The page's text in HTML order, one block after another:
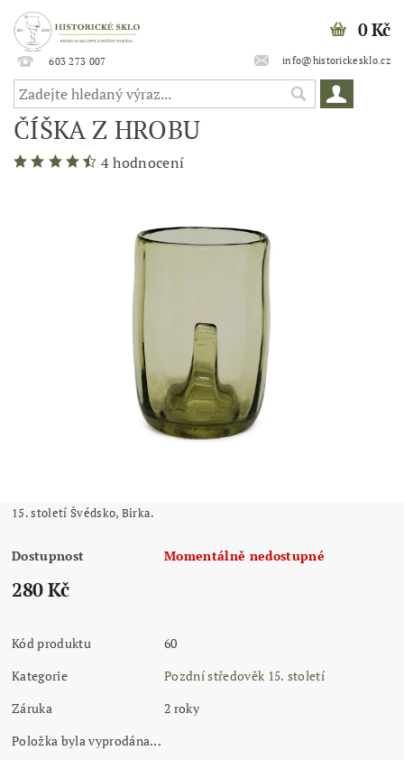
603 273 007 info@historickesklo.cz
0 Kč
ČÍŠKA Z HROBU
4 hodnocení
15. století Švédsko, Birka.
Dostupnost Momentálně nedostupné
280 Kč
Kód produktu
60
Kategorie
Pozdní středověk 15. století
Záruka
2 roky
Položka byla vyprodána...